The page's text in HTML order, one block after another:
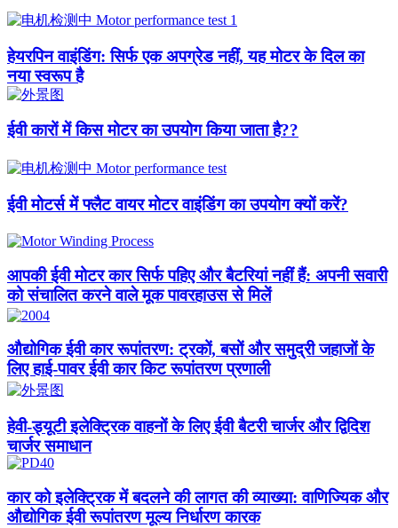
हेयरपिन वाइंडिंग: सिर्फ एक अपग्रेड नहीं, यह मोटर के दिल का
नया स्वरूप है
ईवी कारों में किस मोटर का उपयोग किया जाता है??​
ईवी मोटर्स में फ्लैट वायर मोटर वाइंडिंग का उपयोग क्यों करें?
आपकी ईवी मोटर कार सिर्फ पहिए और बैटरियां नहीं हैं: अपनी सवारी
को संचालित करने वाले मूक पावरहाउस से मिलें
औद्योगिक ईवी कार रूपांतरण: ट्रकों, बसों और समुद्री जहाजों के
लिए हाई-पावर ईवी कार किट रूपांतरण प्रणाली
हेवी-ड्यूटी इलेक्ट्रिक वाहनों के लिए ईवी बैटरी चार्जर और द्विदिश
चार्जर समाधान
कार को इलेक्ट्रिक में बदलने की लागत की व्याख्या: वाणिज्यिक और
औद्योगिक ईवी रूपांतरण मूल्य निर्धारण कारक